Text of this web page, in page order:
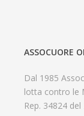
ASSOCUORE
Dal 1985
lotta contro le
Rep. 34824